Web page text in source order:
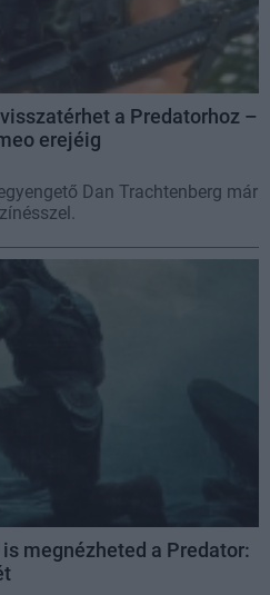
a Predatorhoz –
erejéig
Dan Trachtenberg már
megnézheted a Predator: